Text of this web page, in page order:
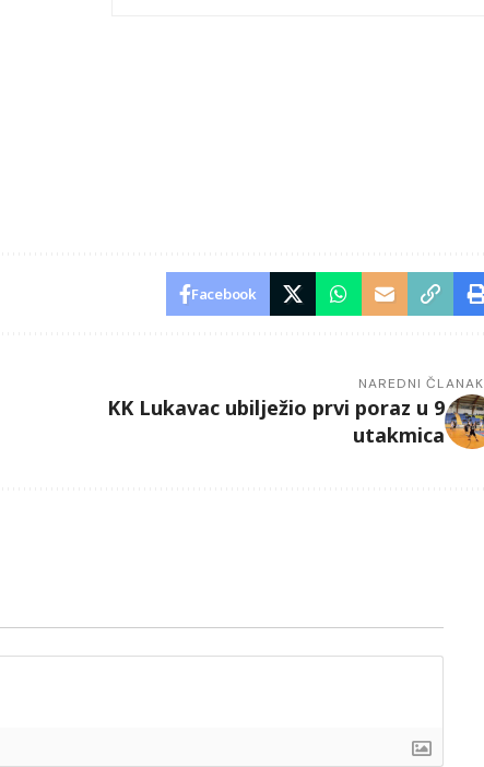
Facebook
NAREDNI ČLANAK
KK Lukavac ubilježio prvi poraz u 9
utakmica